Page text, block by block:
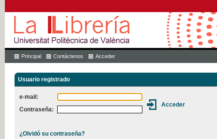
Principal Contáctenos Acceder
Usuario registrado
e-mail:
Contraseña:
¿Olvidó su contraseña?